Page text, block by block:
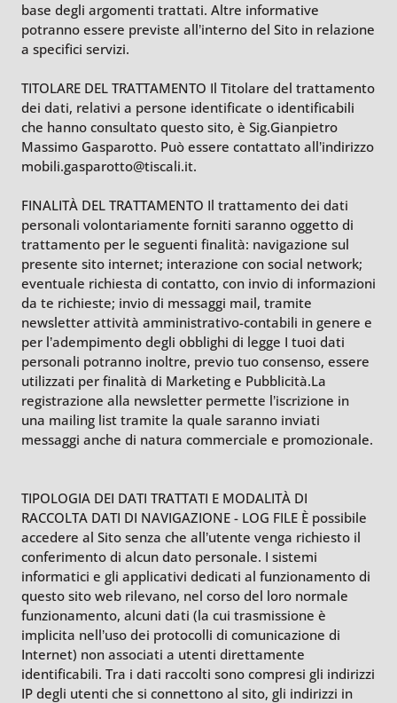
base degli argomenti trattati. Altre informative
potranno essere previste all’interno del Sito in relazione
a specifici servizi.
TITOLARE DEL TRATTAMENTO Il Titolare del trattamento
dei dati, relativi a persone identificate o identificabili
che hanno consultato questo sito, è Sig.Gianpietro
Massimo Gasparotto. Può essere contattato all’indirizzo
mobili.gasparotto@tiscali.it.
FINALITÀ DEL TRATTAMENTO Il trattamento dei dati
personali volontariamente forniti saranno oggetto di
trattamento per le seguenti finalità: navigazione sul
presente sito internet; interazione con social network;
eventuale richiesta di contatto, con invio di informazioni
da te richieste; invio di messaggi mail, tramite
newsletter attività amministrativo-contabili in genere e
per l’adempimento degli obblighi di legge I tuoi dati
personali potranno inoltre, previo tuo consenso, essere
utilizzati per finalità di Marketing e Pubblicità.La
registrazione alla newsletter permette l’iscrizione in
una mailing list tramite la quale saranno inviati
messaggi anche di natura commerciale e promozionale.​
TIPOLOGIA DEI DATI TRATTATI E MODALITÀ DI
RACCOLTA DATI DI NAVIGAZIONE - LOG FILE ​È possibile
accedere al Sito senza che all’utente venga richiesto il
conferimento di alcun dato personale. I sistemi
informatici e gli applicativi dedicati al funzionamento di
questo sito web rilevano, nel corso del loro normale
funzionamento, alcuni dati (la cui trasmissione è
implicita nell’uso dei protocolli di comunicazione di
Internet) non associati a utenti direttamente
identificabili. Tra i dati raccolti sono compresi gli indirizzi
IP degli utenti che si connettono al sito, gli indirizzi in